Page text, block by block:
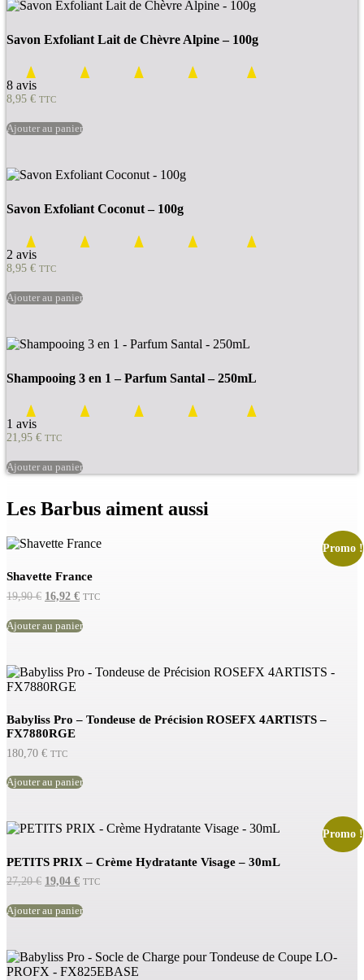
Savon Exfoliant Lait de Chèvre Alpine – 100g
8 avis
8,95 € TTC
Ajouter au panier
Savon Exfoliant Coconut – 100g
2 avis
8,95 € TTC
Ajouter au panier
Shampooing 3 en 1 – Parfum Santal – 250mL
1 avis
21,95 € TTC
Ajouter au panier
Les Barbus aiment aussi
Promo !
Shavette France
19,90€ Le
initial
était :
16,92 €Le
actuel
est :
TTC
Ajouter au panier
Babyliss Pro – Tondeuse de Précision ROSEFX 4ARTISTS –
FX7880RGE
180,70 € TTC
Ajouter au panier
Promo !
PETITS PRIX – Crème Hydratante Visage – 30mL
27,20€ Le
initial
était :
19,04 €Le
actuel
est :
TTC
Ajouter au panier